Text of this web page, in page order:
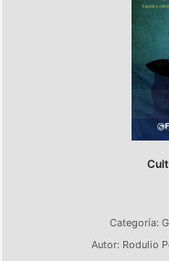
Categoría:
Autor: Rodulio